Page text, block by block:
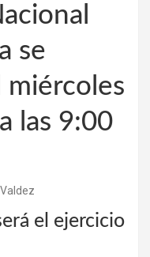
se
miércoles
las 9:00
el ejercicio